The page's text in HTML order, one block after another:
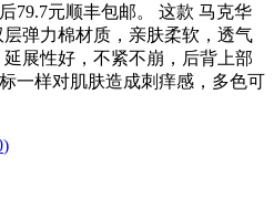
79.7元顺丰包邮。 这款 马克华
弹力棉材质，亲肤柔软，透气
展性好，不紧不崩，后背上部
一样对肌肤造成刺痒感，多色可
)